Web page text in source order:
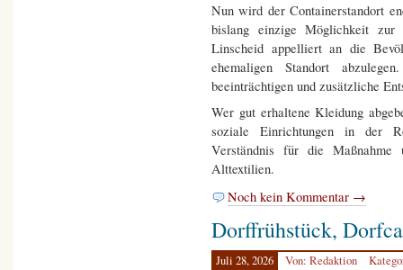
Nun wird der Containerstandort
bislang einzige Möglichkeit zur
Linscheid appelliert an die
ehemaligen Standort
beeinträchtigen und zusätzliche
Wer gut erhaltene Kleidung
soziale Einrichtungen in der
Verständnis für die Maßnahme
Alttextilien.
Noch kein Kommentar →
Dorffrühstück,
Juli 28, 2026 Von: Redaktion